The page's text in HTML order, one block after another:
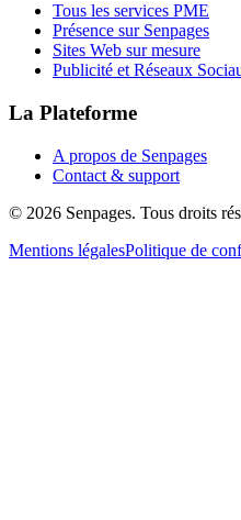
Tous les services PME
Présence sur Senpages
Sites Web sur mesure
Publicité et Réseaux
La Plateforme
A propos de Senpages
Contact & support
© 2026 Senpages. Tous droits
Mentions légalesPolitique de